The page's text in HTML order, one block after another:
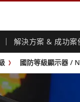
解決方案 & 成功案
工業
多點觸
開放式
人工
交通
工業
投資
下載
文件
新聞
國防等級顯示器 /